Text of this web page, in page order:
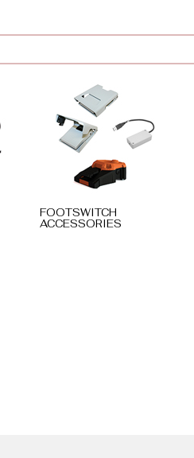
FOOTSWITCH
ACCESSORIES